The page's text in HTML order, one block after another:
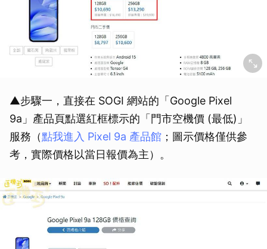
▲步驟一，直接在 SOGI 網站的「Google Pixel
9a」產品頁點選紅框標示的「門市空機價 (最低)」
服務（點我進入 Pixel 9a 產品館 ；圖示價格僅供參
考，實際價格以當日報價為主）。